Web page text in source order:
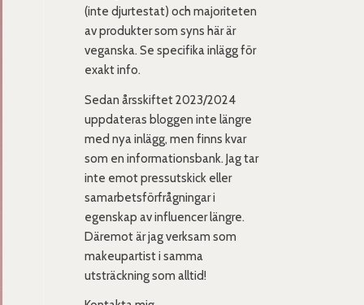
(inte djurtestat) och majoriteten
av produkter som syns här är
veganska. Se specifika inlägg för
exakt info.
Sedan årsskiftet 2023/2024
uppdateras bloggen inte längre
med nya inlägg, men finns kvar
som en informationsbank. Jag tar
inte emot pressutskick eller
samarbetsförfrågningar i
egenskap av influencer längre.
Däremot är jag verksam som
makeupartist i samma
utsträckning som alltid!